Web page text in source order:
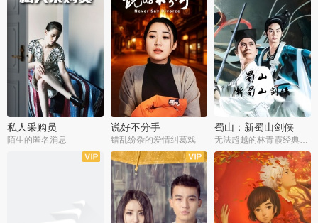
私人采购员
陌生的匿名消息
说好不分手
错乱纷杂的爱情纠葛戏
蜀山：新蜀山剑侠
无法超越的林青霞经典角色